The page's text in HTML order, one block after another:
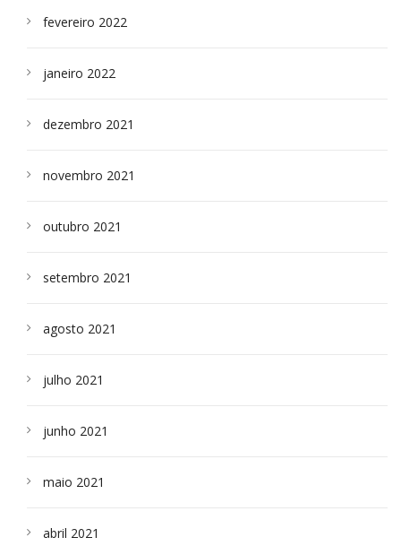
fevereiro 2022
janeiro 2022
dezembro 2021
novembro 2021
outubro 2021
setembro 2021
agosto 2021
julho 2021
junho 2021
maio 2021
abril 2021